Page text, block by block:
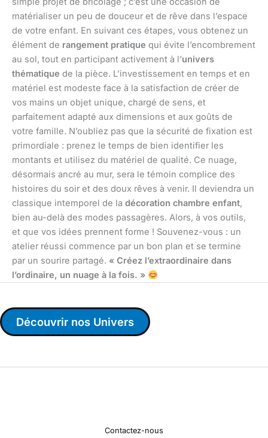
matérialiser un peu de douceur et de rêve dans l’espace
de votre enfant. En suivant ces étapes, vous obtenez un
élément de rangement pratique qui évite l’encombrement
au sol, tout en participant activement à l’univers
thématique de la pièce. L’investissement en temps et en
matériel est modeste face à la satisfaction de créer de
vos mains un objet unique, chargé de sens, et
parfaitement adapté aux dimensions et aux goûts de
votre famille. N’oubliez pas que la sécurité de fixation est
primordiale : prenez le temps de bien identifier les
montants et utilisez du matériel de qualité. Ce nuage,
désormais ancré au mur, sera le témoin complice des
histoires du soir et des doux rêves à venir. Il deviendra un
classique intemporel de la décoration chambre enfant,
bien au-delà des modes passagères. Alors, à vos outils,
et que vos idées prennent forme ! Souvenez-vous : un
atelier réussi commence par un bon plan et se termine
par un sourire partagé. « Créez l’extraordinaire dans
l’ordinaire, un nuage à la fois. »
Découvrir nos Univers
Contactez-nous